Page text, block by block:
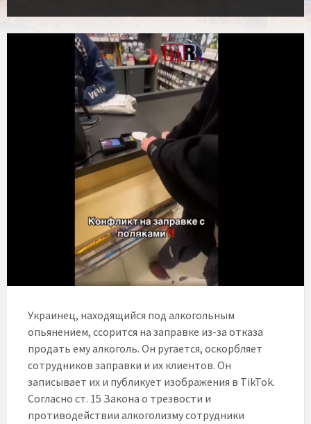
Украинец, находящийся под алкогольным
опьянением, ссорится на заправке из-за отказа
продать ему алкоголь. Он ругается, оскорбляет
сотрудников заправки и их клиентов. Он
записывает их и публикует изображения в TikTok.
Согласно ст. 15 Закона о трезвости и
противодействии алкоголизму сотрудники